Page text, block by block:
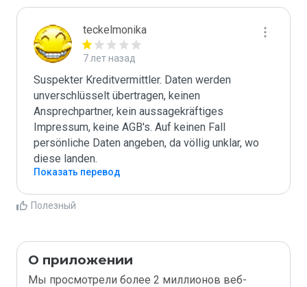
teckelmonika
7 лет назад
Suspekter Kreditvermittler. Daten werden
unverschlüsselt übertragen, keinen
Ansprechpartner, kein aussagekräftiges
Impressum, keine AGB's. Auf keinen Fall
persönliche Daten angeben, da völlig unklar, wo
diese landen.
Показать перевод
Полезный
О приложении
Мы просмотрели более 2 миллионов веб-